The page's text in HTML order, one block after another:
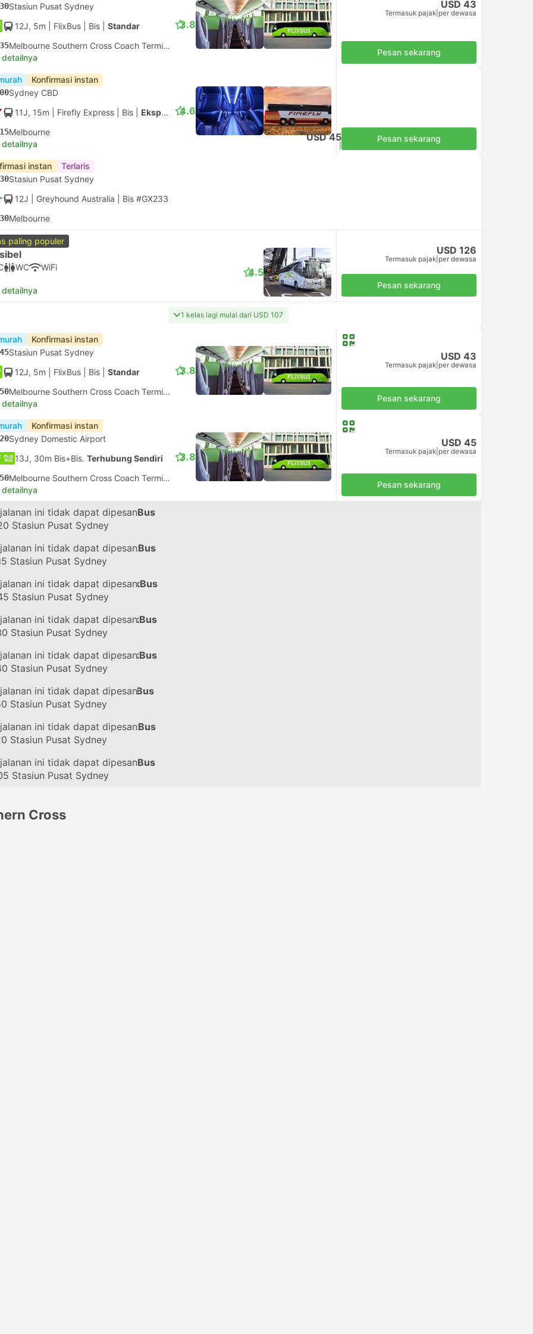
Stasiun Pusat Sydney
12J, 5m | FlixBus Bis Standar
Melbourne Southern Cross Coach Terminal
3.8
detailnya
USD 43
Termasuk pajak per dewasa
Pesan sekarang
Konfirmasi instan
Sydney CBD
11J, 15m | Firefly Express Bis Ekspres
Melbourne
4.6
detailnya
USD 45 Pesan sekarang
instan Terlaris
Stasiun Pusat Sydney
12J | Greyhound Australia Bis #GX233
Melbourne
paling populer
WC WiFi
detailnya
4.5
USD 126
Termasuk pajak per dewasa
Pesan sekarang
1 kelas lagi mulai dari USD 107
Konfirmasi instan
Stasiun Pusat Sydney
12J, 5m | FlixBus Bis Standar
Melbourne Southern Cross Coach Terminal
3.8
detailnya
USD 43
Termasuk pajak per dewasa
Pesan sekarang
Konfirmasi instan
Sydney Domestic Airport
13J, 30m Bis+Bis. Terhubung Sendiri
Melbourne Southern Cross Coach Terminal
3.8
detailnya
USD 45
Termasuk pajak per dewasa
Pesan sekarang
#6107dengan NSW TrainLinkBus
Stasiun Pusat Sydney
ini tidak dapat dipesan
#6301dengan NSW TrainLinkBus
Stasiun Pusat Sydney
ini tidak dapat dipesan
#6303 dengan NSW TrainLinkBus
Stasiun Pusat Sydney
ini tidak dapat dipesan
#6305 dengan NSW TrainLinkBus
Stasiun Pusat Sydney
ini tidak dapat dipesan
#6307 dengan NSW TrainLinkBus
Stasiun Pusat Sydney
ini tidak dapat dipesan
#6101dengan NSW TrainLinkBus
Stasiun Pusat Sydney
ini tidak dapat dipesan
#6103dengan NSW TrainLinkBus
Stasiun Pusat Sydney
ini tidak dapat dipesan
#6105dengan NSW TrainLinkBus
Stasiun Pusat Sydney
ini tidak dapat dipesan
Cross